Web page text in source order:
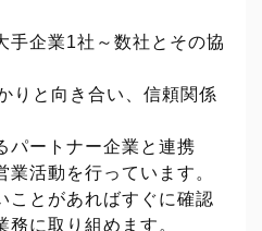
手企業1社～数社とその協
りと向き合い、信頼関係
パートナー企業と連携
業活動を行っています。
ことがあればすぐに確認
に取り組めます。